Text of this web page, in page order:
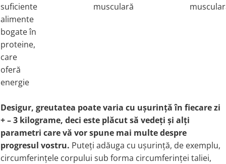
suficiente
alimente
bogate în
proteine,
care
oferă
energie
musculară
Desigur, greutatea poate varia cu ușurință în fiecare zi
+ – 3 kilograme, deci este plăcut să vedeți și alți
parametri care vă vor spune mai multe despre
progresul vostru. Puteți adăuga cu ușurință, de exemplu,
circumferințele corpului sub forma circumferinței taliei,